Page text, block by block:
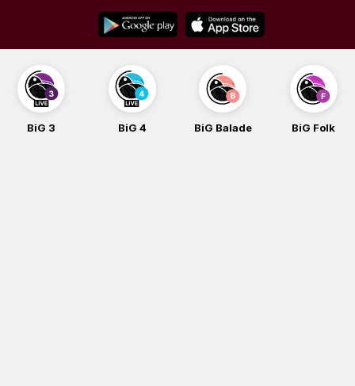
content
BiG 3 BiG 4 BiG Balade BiG Folk